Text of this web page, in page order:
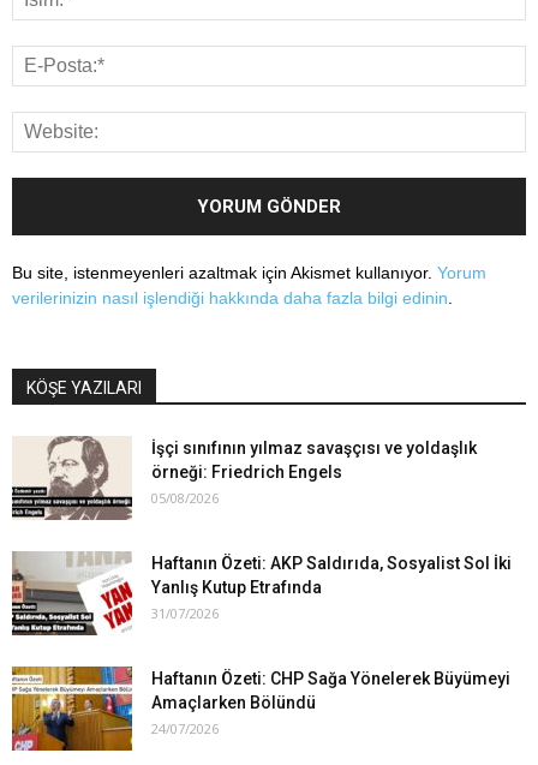
Bu site, istenmeyenleri azaltmak için Akismet kullanıyor. Yorum
verilerinizin nasıl işlendiği hakkında daha fazla bilgi edinin
KÖŞE YAZILARI
İşçi sınıfının yılmaz savaşçısı ve yoldaşlık
örneği: Friedrich Engels
05/08/2026
Haftanın Özeti: AKP Saldırıda, Sosyalist Sol İki
Yanlış Kutup Etrafında
31/07/2026
Haftanın Özeti: CHP Sağa Yönelerek Büyümeyi
Amaçlarken Bölündü
24/07/2026